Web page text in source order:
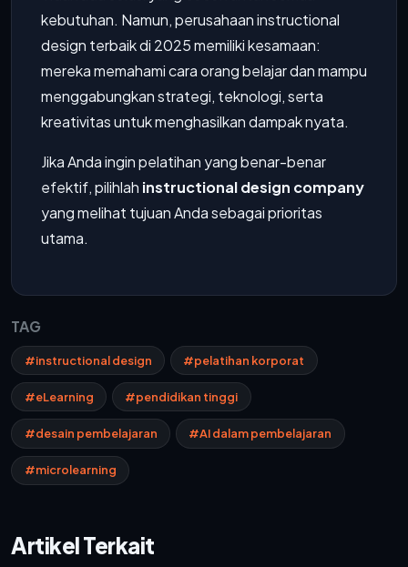
kebutuhan. Namun, perusahaan instructional
design terbaik di 2025 memiliki kesamaan:
mereka memahami cara orang belajar dan mampu
menggabungkan strategi, teknologi, serta
kreativitas untuk menghasilkan dampak nyata.
Jika Anda ingin pelatihan yang benar-benar
efektif, pilihlah instructional design company
yang melihat tujuan Anda sebagai prioritas
utama.
TAG
#instructional design #pelatihan korporat
#eLearning #pendidikan tinggi
#desain pembelajaran #AI dalam pembelajaran
#microlearning
Artikel Terkait